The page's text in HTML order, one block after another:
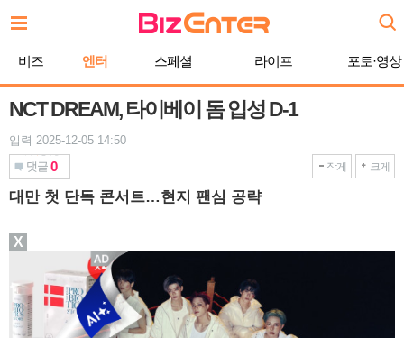
문
비즈 엔터 스페셜 라이프 포토·영상
NCT DREAM, 타이베이 돔 입성 D-1
입력 2025-12-05 14:50
댓글 0 작게 크게
대만 첫 단독 콘서트…현지 팬심 공략
X